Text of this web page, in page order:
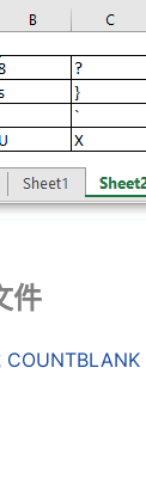
件
COUNTBLANK